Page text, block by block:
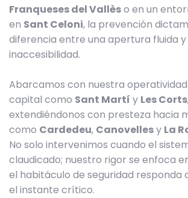
Franqueses del Vallèso en un
en Sant Celoni, la prevención
diferencia entre una apertura fluida
inaccesibilidad.
Abarcamos con nuestra
capital como Sant Martí y Les Corts
extendiéndonos con presteza hacia
como Cardedeu, Canovellesy La
No solo intervenimos cuando el
claudicado; nuestro rigor se enfoca
el habitáculo de seguridad responda
el instante crítico.